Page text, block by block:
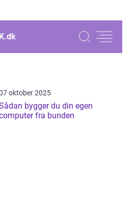
dk
oktober 2025
bygger du din egen
fra bunden